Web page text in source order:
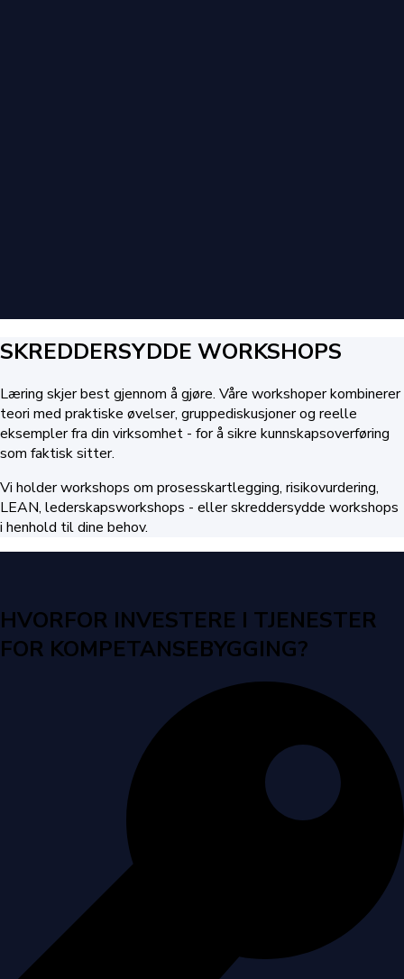
SKREDDERSYDDE WORKSHOPS
Læring skjer best gjennom å gjøre. Våre workshoper kombinerer
teori med praktiske øvelser, gruppediskusjoner og reelle
eksempler fra din virksomhet - for å sikre kunnskapsoverføring
som faktisk sitter.
Vi holder workshops om prosesskartlegging, risikovurdering,
LEAN, lederskapsworkshops - eller skreddersydde workshops
i henhold til dine behov.
HVORFOR INVESTERE I TJENESTER
FOR KOMPETANSEBYGGING?